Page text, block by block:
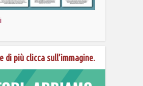
di più clicca sull’immagine.